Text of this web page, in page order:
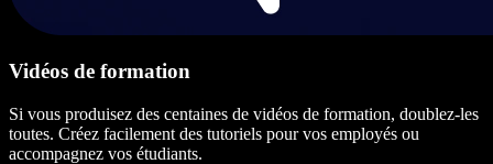
Vidéos de formation
Si vous produisez des centaines de vidéos de formation, doublez-les
toutes. Créez facilement des tutoriels pour vos employés ou
accompagnez vos étudiants.